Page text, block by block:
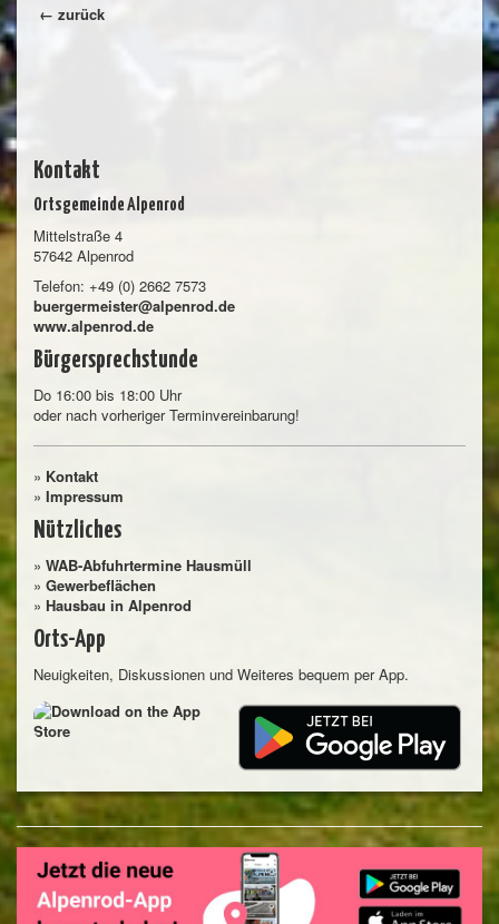
← zurück
Kontakt
Ortsgemeinde Alpenrod
Mittelstraße 4
57642 Alpenrod
Telefon: +49 (0) 2662 7573
buergermeister@alpenrod.de
www.alpenrod.de
Bürgersprechstunde
Do 16:00 bis 18:00 Uhr
oder nach vorheriger Terminvereinbarung!
» Kontakt
» Impressum
Nützliches
» WAB-Abfuhrtermine Hausmüll
» Gewerbeflächen
» Hausbau in Alpenrod
Orts-App
Neuigkeiten, Diskussionen und Weiteres bequem per App.